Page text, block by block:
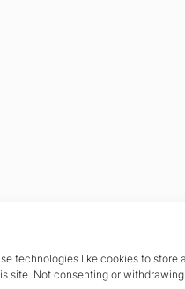
technologies like cookies to
site. Not consenting or